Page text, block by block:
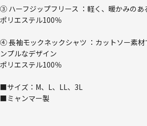
③ ハーフジップフリース ：軽く、暖かみのあ
ポリエステル100％
④ 長袖モックネックシャツ ：カットソー素
ンプルなデザイン
ポリエステル100％
■サイズ：M、L、LL、3L
■ミャンマー製